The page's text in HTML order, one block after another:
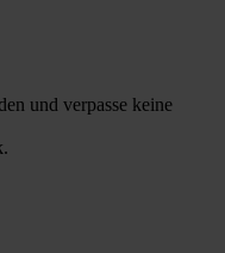
und verpasse keine